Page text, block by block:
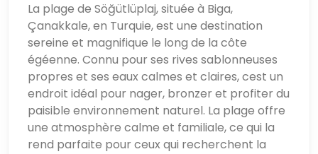
La plage de Söğütlüplaj, située à Biga,
Çanakkale, en Turquie, est une destination
sereine et magnifique le long de la côte
égéenne. Connu pour ses rives sablonneuses
propres et ses eaux calmes et claires, cest un
endroit idéal pour nager, bronzer et profiter du
paisible environnement naturel. La plage offre
une atmosphère calme et familiale, ce qui la
rend parfaite pour ceux qui recherchent la